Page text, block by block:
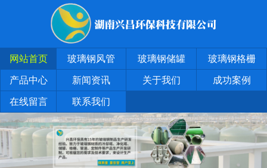
网站首页 玻璃钢风管 玻璃钢储罐 玻璃钢格栅
产品中心 新闻资讯 关于我们 成功案例
在线留言 联系我们